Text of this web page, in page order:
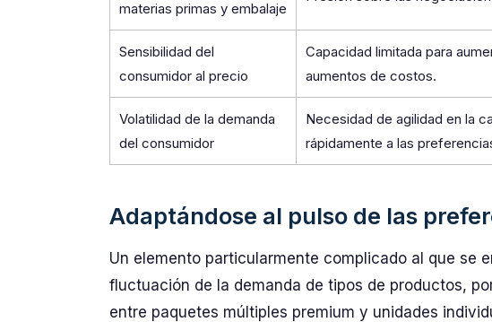
materias primas y embalaje
Sensibilidad del
consumidor al precio
Capacidad limitada para
aumentos de costos.
Volatilidad de la demanda
del consumidor
Necesidad de agilidad en la
rápidamente a las
Adaptándose al pulso de las
Un elemento particularmente complicado al que se
fluctuación de la demanda de tipos de productos,
entre paquetes múltiples premium y unidades